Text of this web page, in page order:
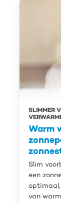
SLIMMER
Warm
Slim
een
van